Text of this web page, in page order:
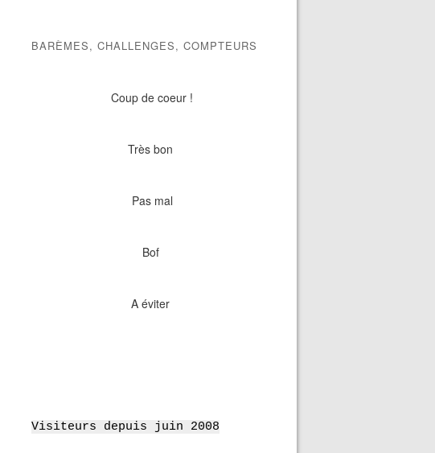
BARÈMES, CHALLENGES, COMPTEURS
Coup de coeur !
Très bon
Pas mal
Bof
A éviter
Visiteurs depuis juin 2008